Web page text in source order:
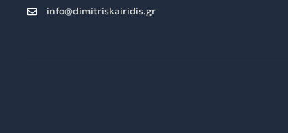
info@dimitriskairidis.gr